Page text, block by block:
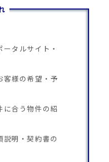
ータルサイト・
客様の希望・予
に合う物件の紹
説明・契約書の